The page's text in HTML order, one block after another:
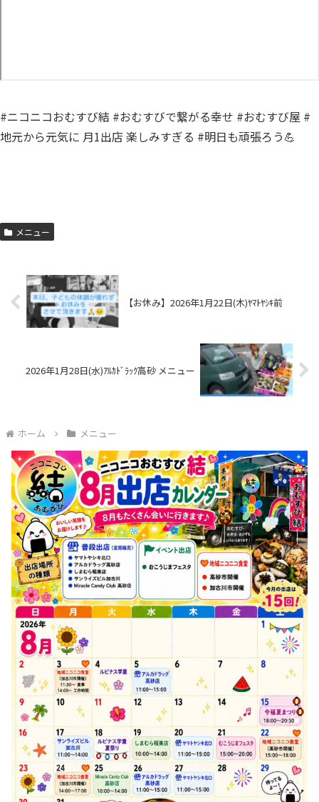
#ニコニコおむすび結 #おむすびで繋がる幸せ #おむすび屋 #
地元から元気に 月1出店 楽しみすぎる #明日も頑張ろう💪
メニュー
【お休み】2026年1月22日(木)ﾔﾏﾄﾔｼｷ前
2026年1月28日(水)ｱﾙｶﾄﾞﾗｯｸ高砂 メニュー
ホーム メニュー